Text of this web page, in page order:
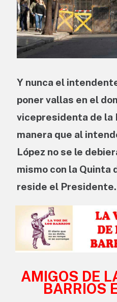
Y nunca el
poner vallas en el
vicepresidenta de la
manera que al
López no se le
mismo con la Quinta
reside el Presidente.
AMIGOS DE
BARRIOS